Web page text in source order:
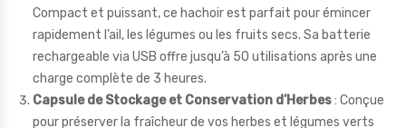
Compact et puissant, ce hachoir est parfait pour émincer
rapidement l’ail, les légumes ou les fruits secs. Sa batterie
rechargeable via USB offre jusqu’à 50 utilisations après une
charge complète de 3 heures.
Capsule de Stockage et Conservation d’Herbes: Conçue
pour préserver la fraîcheur de vos herbes et légumes verts